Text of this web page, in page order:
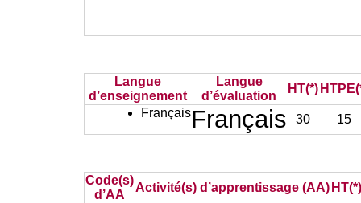
Langue
d’enseignement
Langue
d’évaluation
HT(*)
FrançaisFrançais 30 15
Code(s)
d’AA
Activité(s) d’apprentissage (AA)